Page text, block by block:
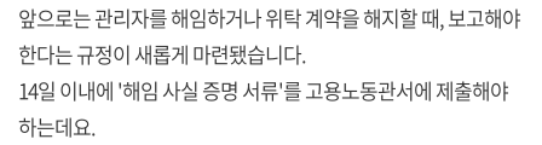
앞으로는 관리자를 해임하거나 위탁 계약을 해지할 때, 보고해야
한다는 규정이 새롭게 마련됐습니다.
14일 이내에 '해임 사실 증명 서류'를 고용노동관서에 제출해야
하는데요.